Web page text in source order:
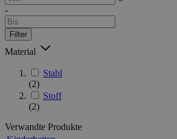
-
Filter
Material
Stahl
(2)
Stoff
(2)
Verwandte Produkte